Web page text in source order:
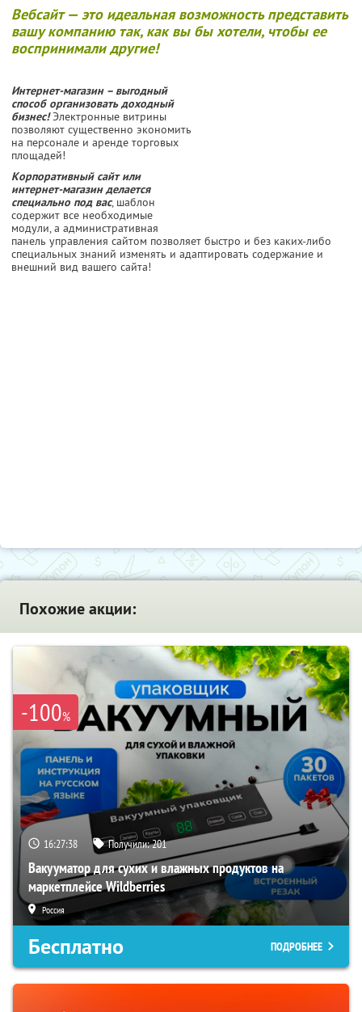
Вебсайт — это идеальная возможность представить
вашу компанию так, как вы бы хотели, чтобы ее
воспринимали другие!
Интернет-магазин – выгодный
способ организовать доходный
бизнес!Электронные витрины
позволяют существенно экономить
на персонале и аренде торговых
площадей!
Корпоративный сайт или
интернет-магазин делается
специально под вас, шаблон
содержит все необходимые
модули, а административная
панель управления сайтом позволяет быстро и без каких-либо
специальных знаний изменять и адаптировать содержание и
внешний вид вашего сайта!
Похожие акции:
-100%
16:27:37 Получили:201
Вакууматор для сухих и влажных продуктов на
маркетплейсе Wildberries
Россия
Бесплатно ПОДРОБНЕЕ